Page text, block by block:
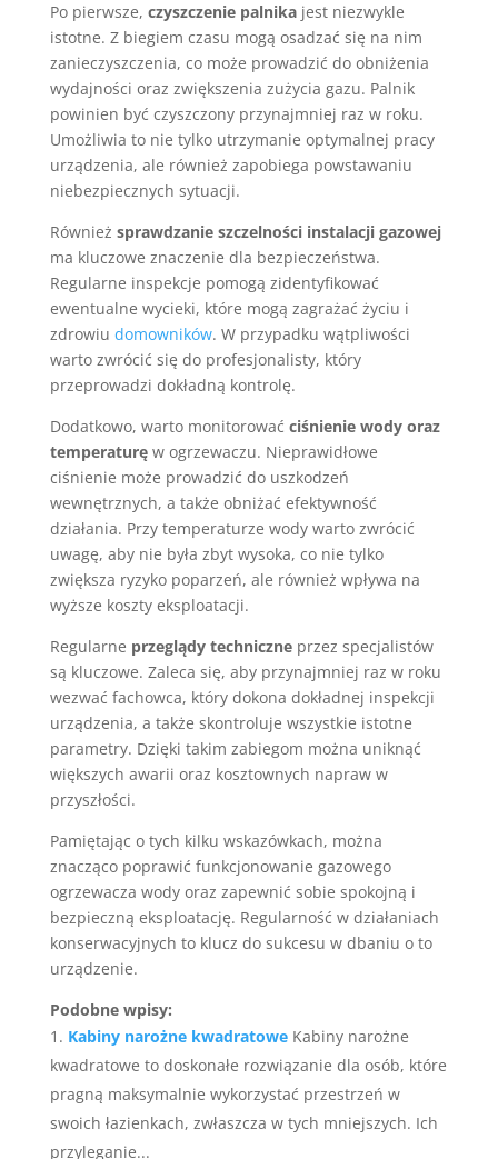
Po pierwsze, czyszczenie palnikajest niezwykle
istotne. Z biegiem czasu mogą osadzać się na nim
zanieczyszczenia, co może prowadzić do obniżenia
wydajności oraz zwiększenia zużycia gazu. Palnik
powinien być czyszczony przynajmniej raz w roku.
Umożliwia to nie tylko utrzymanie optymalnej pracy
urządzenia, ale również zapobiega powstawaniu
niebezpiecznych sytuacji.
Również sprawdzanie szczelności instalacji gazowej
ma kluczowe znaczenie dla bezpieczeństwa.
Regularne inspekcje pomogą zidentyfikować
ewentualne wycieki, które mogą zagrażać życiu i
zdrowiu domowników. W przypadku wątpliwości
warto zwrócić się do profesjonalisty, który
przeprowadzi dokładną kontrolę.
Dodatkowo, warto monitorować ciśnienie wody oraz
temperaturęw ogrzewaczu. Nieprawidłowe
ciśnienie może prowadzić do uszkodzeń
wewnętrznych, a także obniżać efektywność
działania. Przy temperaturze wody warto zwrócić
uwagę, aby nie była zbyt wysoka, co nie tylko
zwiększa ryzyko poparzeń, ale również wpływa na
wyższe koszty eksploatacji.
Regularne przeglądy techniczneprzez specjalistów
są kluczowe. Zaleca się, aby przynajmniej raz w roku
wezwać fachowca, który dokona dokładnej inspekcji
urządzenia, a także skontroluje wszystkie istotne
parametry. Dzięki takim zabiegom można uniknąć
większych awarii oraz kosztownych napraw w
przyszłości.
Pamiętając o tych kilku wskazówkach, można
znacząco poprawić funkcjonowanie gazowego
ogrzewacza wody oraz zapewnić sobie spokojną i
bezpieczną eksploatację. Regularność w działaniach
konserwacyjnych to klucz do sukcesu w dbaniu o to
urządzenie.
Podobne wpisy:
Kabiny narożne kwadratowe Kabiny narożne
kwadratowe to doskonałe rozwiązanie dla osób, które
pragną maksymalnie wykorzystać przestrzeń w
swoich łazienkach, zwłaszcza w tych mniejszych. Ich
przyleganie...